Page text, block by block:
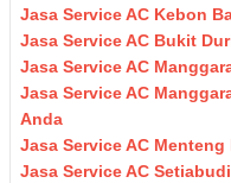
Jasa Service AC Kebon
Jasa Service AC Bukit
Jasa Service AC
Jasa Service AC
Anda
Jasa Service AC
Jasa Service AC